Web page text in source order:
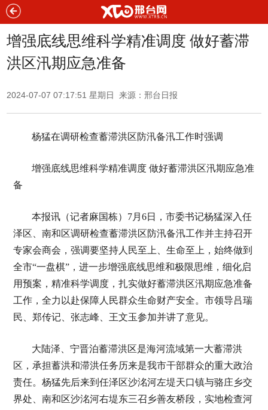
增强底线思维科学精准调度 做好蓄滞
洪区汛期应急准备
2024-07-07 07:17:51 星期日 来源：邢台日报
杨猛在调研检查蓄滞洪区防汛备汛工作时强调
增强底线思维科学精准调度 做好蓄滞洪区汛期应急准
备
本报讯（记者麻国栋）7月6日，市委书记杨猛深入任
泽区、南和区调研检查蓄滞洪区防汛备汛工作并主持召开
专家会商会，强调要坚持人民至上、生命至上，始终做到
全市“一盘棋”，进一步增强底线思维和极限思维，细化启
用预案，精准科学调度，扎实做好蓄滞洪区汛期应急准备
工作，全力以赴保障人民群众生命财产安全。市领导吕瑞
民、郑传记、张志峰、王文玉参加并讲了意见。
大陆泽、宁晋泊蓄滞洪区是海河流域第一大蓄滞洪
区，承担蓄洪和滞洪任务历来是我市干部群众的重大政治
责任。杨猛先后来到任泽区沙洺河左堤天口镇与骆庄乡交
界处、南和区沙洺河右堤东三召乡善友桥段，实地检查河